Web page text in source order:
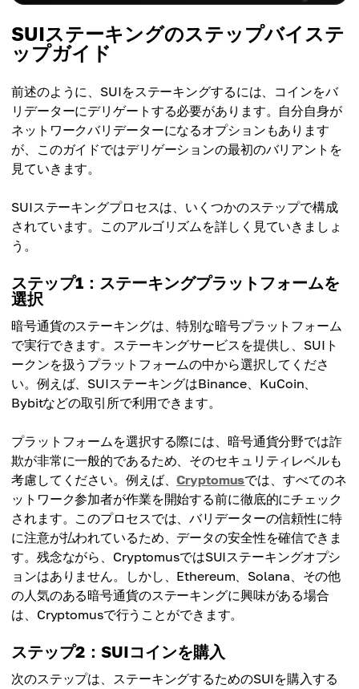
SUIステーキングのステップバイステ
ップガイド
前述のように、SUIをステーキングするには、コインをバ
リデーターにデリゲートする必要があります。自分自身が
ネットワークバリデーターになるオプションもあります
が、このガイドではデリゲーションの最初のバリアントを
見ていきます。
SUIステーキングプロセスは、いくつかのステップで構成
されています。このアルゴリズムを詳しく見ていきましょ
う。
ステップ1：ステーキングプラットフォームを
選択
暗号通貨のステーキングは、特別な暗号プラットフォーム
で実行できます。ステーキングサービスを提供し、SUIト
ークンを扱うプラットフォームの中から選択してくださ
い。例えば、SUIステーキングはBinance、KuCoin、
Bybitなどの取引所で利用できます。
プラットフォームを選択する際には、暗号通貨分野では詐
欺が非常に一般的であるため、そのセキュリティレベルも
考慮してください。例えば、Cryptomusでは、すべてのネ
ットワーク参加者が作業を開始する前に徹底的にチェック
されます。このプロセスでは、バリデーターの信頼性に特
に注意が払われているため、データの安全性を確信できま
す。残念ながら、CryptomusではSUIステーキングオプシ
ョンはありません。しかし、Ethereum、Solana、その他
の人気のある暗号通貨のステーキングに興味がある場合
は、Cryptomusで行うことができます。
ステップ2：SUIコインを購入
次のステップは、ステーキングするためのSUIを購入する